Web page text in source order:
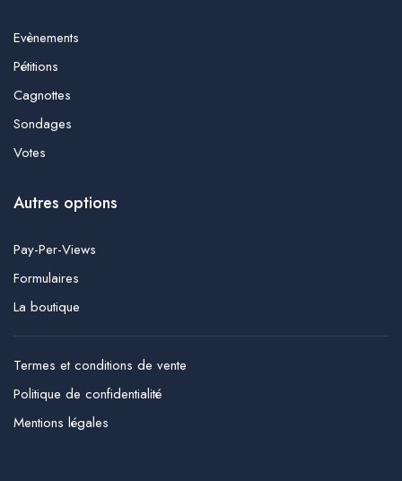
Evènements
Pétitions
Cagnottes
Sondages
Votes
Autres options
Pay-Per-Views
Formulaires
La boutique
Termes et conditions de vente
Politique de confidentialité
Mentions légales